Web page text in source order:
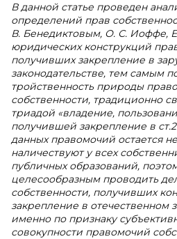
В данной статье проведен
определений прав
В. Бенедиктовым, О. С. Иоффе,
юридических конструкций
получивших закрепление в
законодательстве, тем самым
тройственность природы
собственности, традиционно
триадой «владение,
получившей закрепление в
данных правомочий остается
наличествуют у всех
публичных образований,
целесообразным проводить
собственности, получивших
закрепление в отечественном
именно по признаку
совокупности правомочий